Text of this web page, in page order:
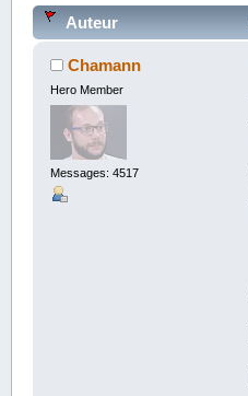
Auteur
Chamann
Hero Member
Messages: 4517